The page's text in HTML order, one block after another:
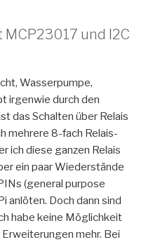
und I2C
Wasserpumpe,
irgenwie durch den
das Schalten über Relais
mehrere 8-fach Relais-
ich diese ganzen Relais
ein paar Wiederstände
(general purpose
anlöten. Doch dann sind
habe keine Möglichkeit
mehr. Bei